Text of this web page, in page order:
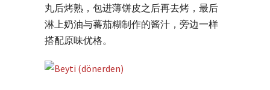
丸后烤熟，包进薄饼皮之后再去烤，最后
淋上奶油与蕃茄糊制作的酱汁，旁边一样
搭配原味优格。